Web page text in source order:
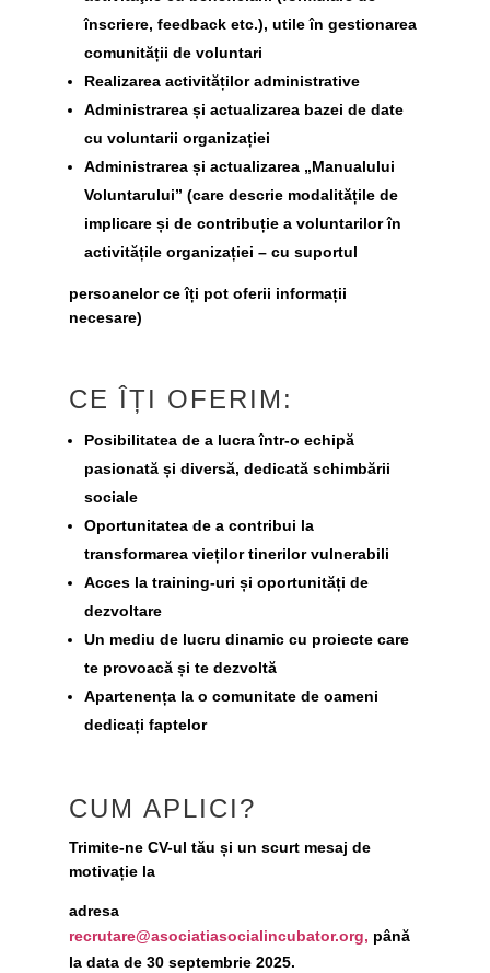
înscriere, feedback etc.), utile în gestionarea
comunității de voluntari
Realizarea activităților administrative
Administrarea și actualizarea bazei de date
cu voluntarii organizației
Administrarea și actualizarea „Manualului
Voluntarului” (care descrie modalitățile de
implicare și de contribuție a voluntarilor în
activitățile organizației – cu suportul
persoanelor ce îți pot oferii informații
necesare)
CE ÎȚI OFERIM:
Posibilitatea de a lucra într-o echipă
pasionată și diversă, dedicată schimbării
sociale
Oportunitatea de a contribui la
transformarea vieților tinerilor vulnerabili
Acces la training-uri și oportunități de
dezvoltare
Un mediu de lucru dinamic cu proiecte care
te provoacă și te dezvoltă
Apartenența la o comunitate de oameni
dedicați faptelor
CUM APLICI?
Trimite-ne CV-ul tău și un scurt mesaj de
motivație la
adresa
recrutare@asociatiasocialincubator.org, până
la data de 30 septembrie 2025.